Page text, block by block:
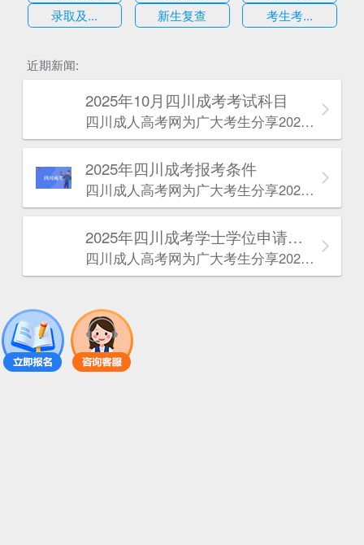
录取及...
新生复查 考生考...
近期新闻:
2025年10月四川成考考试科目
四川成人高考网​为广大考生分享2025年10月四川成考考试科目。为广大在职人员和社会人士提供学历提升的机会。更多四川成考考试信息，欢迎在线访问四川成人高考网。
2025年‌‌‌‌四川成考报考条件
四川成人高考网​为广大考生分享2025年‌‌‌‌四川成考报考条件。为广大在职人员和社会人士提供学历提升的机会。更多四川成考考试信息，欢迎在线访问四川成人高考网。
2025年‌‌‌‌四川成考学士学位申请条件
四川成人高考网​为广大考生分享2025年‌‌‌‌四川成考学士学位申请条件。为广大在职人员和社会人士提供学历提升的机会。更多四川成考考试信息，欢迎在线访问四川成人高考网。